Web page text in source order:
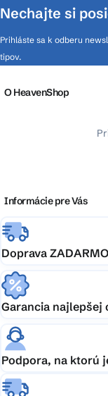
Nechajte si
Prihláste sa k odberu
tipov.
O HeavenShop
Informácie pre Vás
Doprava
Garancia najlepšej
Podpora, na ktorú